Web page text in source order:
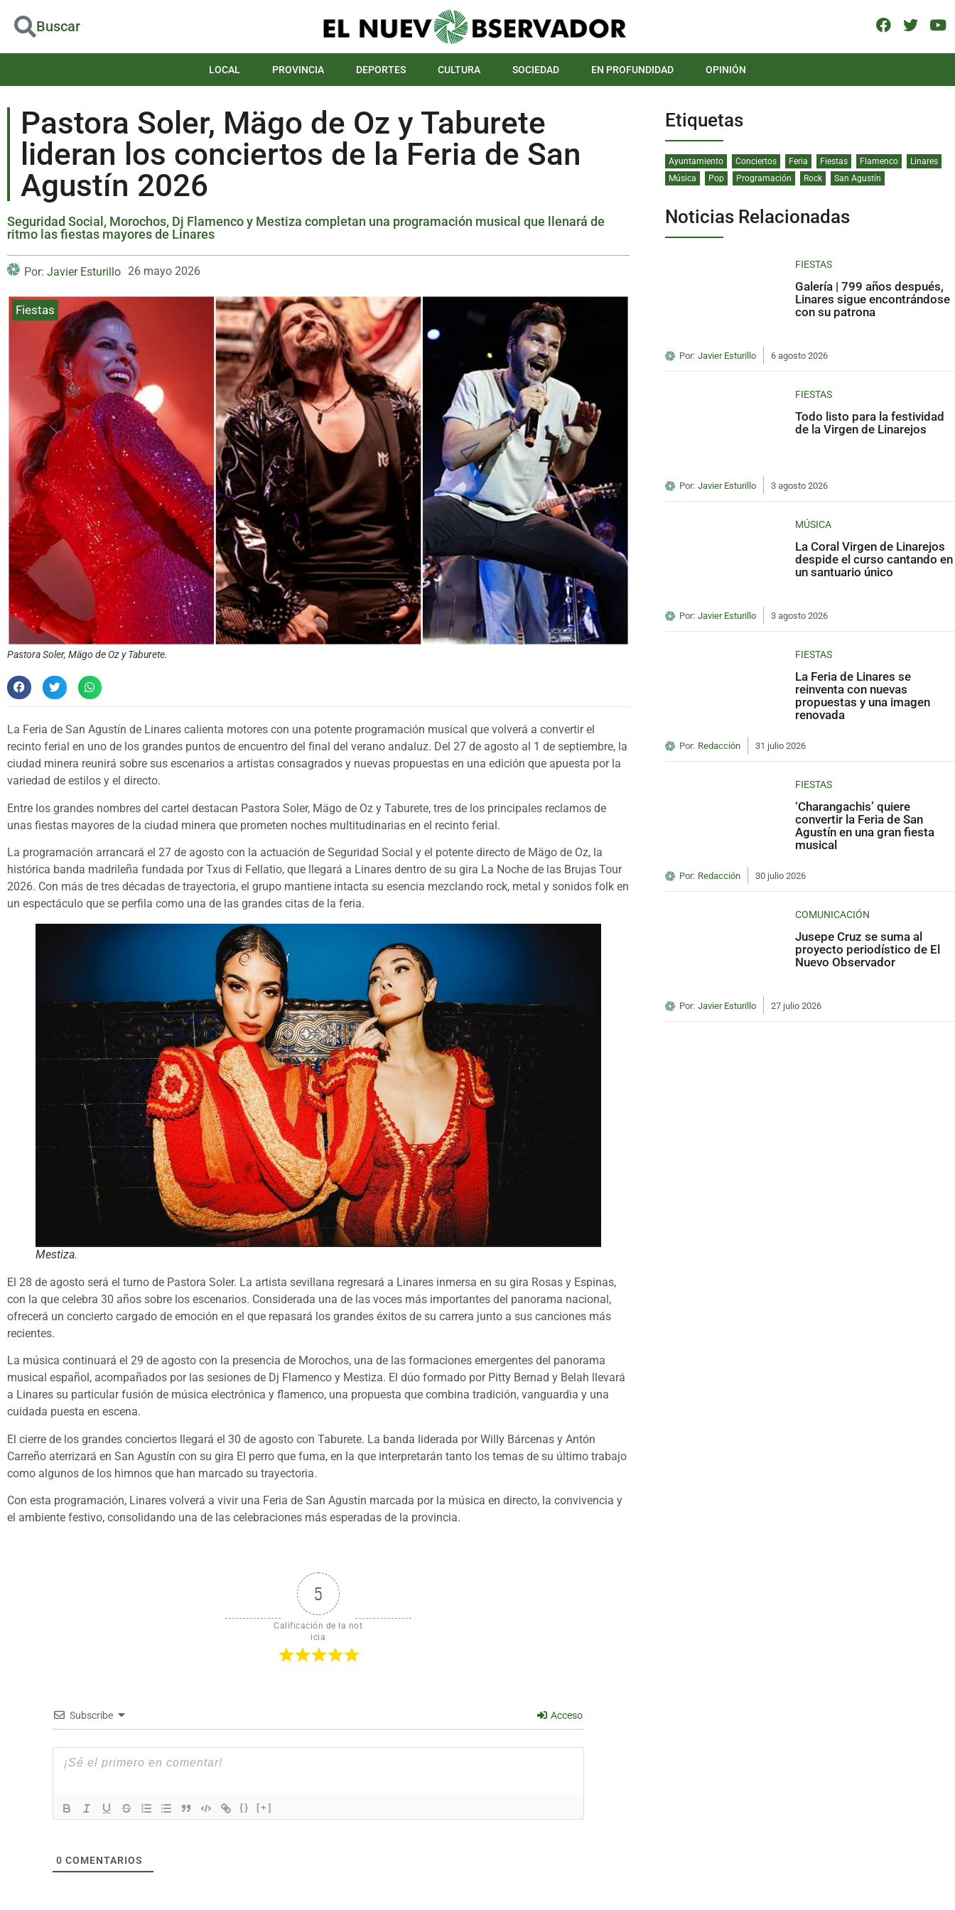
Buscar
LOCAL PROVINCIA DEPORTES CULTURA SOCIEDAD EN PROFUNDIDAD OPINIÓN
Pastora Soler, Mägo de Oz y Taburete
lideran los conciertos de la Feria de San
Agustín 2026
Seguridad Social, Morochos, Dj Flamenco y Mestiza completan una programación musical que llenará de
ritmo las fiestas mayores de Linares
Por: Javier Esturillo 26 mayo 2026
Fiestas
Pastora Soler, Mägo de Oz y Taburete.
La Feria de San Agustín de Linares calienta motores con una potente programación musical que volverá a convertir el
recinto ferial en uno de los grandes puntos de encuentro del final del verano andaluz. Del 27 de agosto al 1 de septiembre, la
ciudad minera reunirá sobre sus escenarios a artistas consagrados y nuevas propuestas en una edición que apuesta por la
variedad de estilos y el directo.
Entre los grandes nombres del cartel destacan Pastora Soler, Mägo de Oz y Taburete, tres de los principales reclamos de
unas fiestas mayores de la ciudad minera que prometen noches multitudinarias en el recinto ferial.
La programación arrancará el 27 de agosto con la actuación de Seguridad Social y el potente directo de Mägo de Oz, la
histórica banda madrileña fundada por Txus di Fellatio, que llegará a Linares dentro de su gira La Noche de las Brujas Tour
2026. Con más de tres décadas de trayectoria, el grupo mantiene intacta su esencia mezclando rock, metal y sonidos folk en
un espectáculo que se perfila como una de las grandes citas de la feria.
Mestiza.
El 28 de agosto será el turno de Pastora Soler. La artista sevillana regresará a Linares inmersa en su gira Rosas y Espinas,
con la que celebra 30 años sobre los escenarios. Considerada una de las voces más importantes del panorama nacional,
ofrecerá un concierto cargado de emoción en el que repasará los grandes éxitos de su carrera junto a sus canciones más
recientes.
La música continuará el 29 de agosto con la presencia de Morochos, una de las formaciones emergentes del panorama
musical español, acompañados por las sesiones de Dj Flamenco y Mestiza. El dúo formado por Pitty Bernad y Belah llevará
a Linares su particular fusión de música electrónica y flamenco, una propuesta que combina tradición, vanguardia y una
cuidada puesta en escena.
El cierre de los grandes conciertos llegará el 30 de agosto con Taburete. La banda liderada por Willy Bárcenas y Antón
Carreño aterrizará en San Agustín con su gira El perro que fuma, en la que interpretarán tanto los temas de su último trabajo
como algunos de los himnos que han marcado su trayectoria.
Con esta programación, Linares volverá a vivir una Feria de San Agustín marcada por la música en directo, la convivencia y
el ambiente festivo, consolidando una de las celebraciones más esperadas de la provincia.
5
Calificación de la not
icia
Subscribe Acceso
{} [+]
0 COMENTARIOS
Etiquetas
Ayuntamiento Conciertos Feria Fiestas Flamenco
Linares
Música
Pop Programación Rock San Agustín
Noticias Relacionadas
FIESTAS
Galería | 799 años después,
Linares sigue encontrándose
con su patrona
Por: Javier Esturillo 6 agosto 2026
FIESTAS
Todo listo para la festividad
de la Virgen de Linarejos
Por: Javier Esturillo 3 agosto 2026
MÚSICA
La Coral Virgen de Linarejos
despide el curso cantando en
un santuario único
Por: Javier Esturillo 3 agosto 2026
FIESTAS
La Feria de Linares se
reinventa con nuevas
propuestas y una imagen
renovada
Por: Redacción 31 julio 2026
FIESTAS
‘Charangachis’ quiere
convertir la Feria de San
Agustín en una gran fiesta
musical
Por: Redacción 30 julio 2026
COMUNICACIÓN
Jusepe Cruz se suma al
proyecto periodístico de El
Nuevo Observador
Por: Javier Esturillo 27 julio 2026